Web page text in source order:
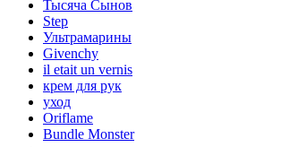
Тысяча Сынов
Step
Ультрамарины
Givenchy
il etait un vernis
крем для рук
уход
Oriflame
Bundle Monster